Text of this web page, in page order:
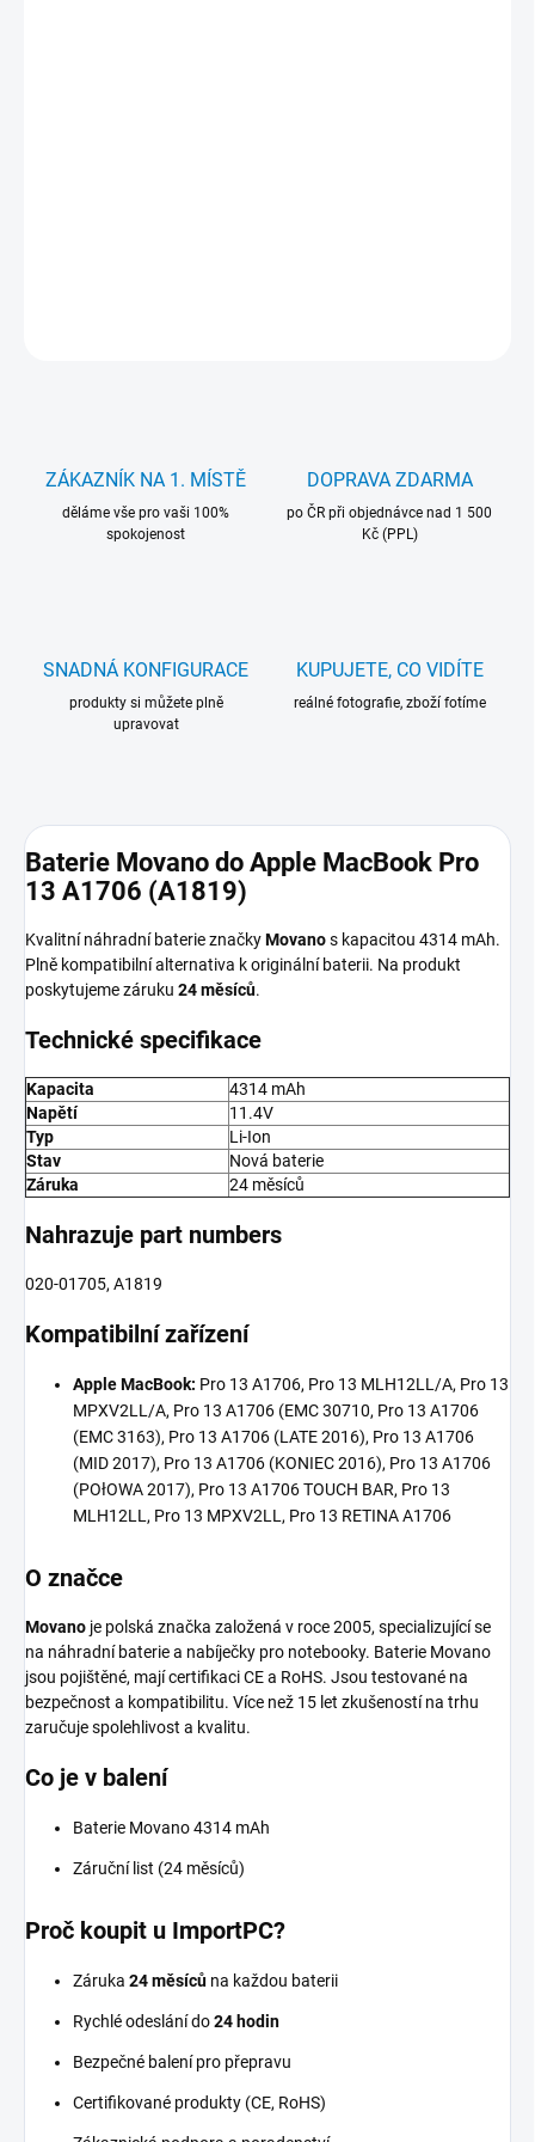
ZÁKAZNÍK NA 1. MÍSTĚ
děláme vše pro vaši 100%
spokojenost
DOPRAVA ZDARMA
po ČR při objednávce nad 1 500
Kč (PPL)
SNADNÁ KONFIGURACE
produkty si můžete plně
upravovat
KUPUJETE, CO VIDÍTE
reálné fotografie, zboží fotíme
Baterie Movano do Apple MacBook Pro
13 A1706 (A1819)
Kvalitní náhradní baterie značkyMovanos kapacitou 4314 mAh.
Plně kompatibilní alternativa k originální baterii. Na produkt
poskytujeme záruku 24 měsíců.
Technické specifikace
Kapacita
4314 mAh
Napětí
11.4V
Typ
Li-Ion
Stav
Nová baterie
Záruka
24 měsíců
Nahrazuje part numbers
020-01705, A1819
Kompatibilní zařízení
Apple MacBook: Pro 13 A1706, Pro 13 MLH12LL/A, Pro 13
MPXV2LL/A, Pro 13 A1706 (EMC 30710, Pro 13 A1706
(EMC 3163), Pro 13 A1706 (LATE 2016), Pro 13 A1706
(MID 2017), Pro 13 A1706 (KONIEC 2016), Pro 13 A1706
(POłOWA 2017), Pro 13 A1706 TOUCH BAR, Pro 13
MLH12LL, Pro 13 MPXV2LL, Pro 13 RETINA A1706
O značce
Movano je polská značka založená v roce 2005, specializující se
na náhradní baterie a nabíječky pro notebooky. Baterie Movano
jsou pojištěné, mají certifikaci CE a RoHS. Jsou testované na
bezpečnost a kompatibilitu. Více než 15 let zkušeností na trhu
zaručuje spolehlivost a kvalitu.
Co je v balení
Baterie Movano 4314 mAh
Záruční list (24 měsíců)
Proč koupit u ImportPC?
Záruka 24 měsíců na každou baterii
Rychlé odeslání do24 hodin
Bezpečné balení pro přepravu
Certifikované produkty (CE, RoHS)